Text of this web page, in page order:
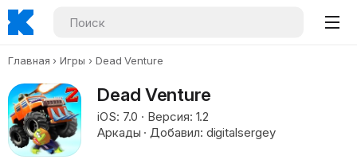
Главная Игры Dead Venture
Dead Venture
iOS: 7.0 · Версия: 1.2
Аркады · Добавил: digitalsergey